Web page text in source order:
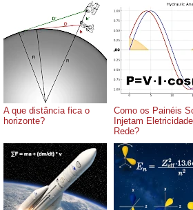
A que distância fica o
horizonte?
Como os Painéis
Injetam
Rede?